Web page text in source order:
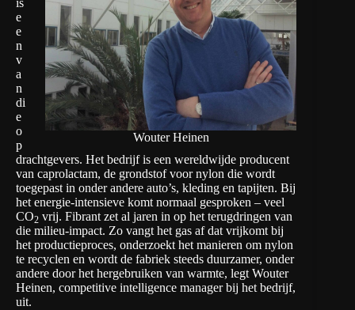
Wouter Heinen
is
e
e
n
v
a
n
di
e
o
p
drachtgevers. Het bedrijf is een wereldwijde producent
van caprolactam, de grondstof voor nylon die wordt
toegepast in onder andere auto’s, kleding en tapijten. Bij
het energie-intensieve komt normaal gesproken – veel
CO2 vrij. Fibrant zet al jaren in op het terugdringen van
die milieu-impact. Zo vangt het gas af dat vrijkomt bij
het productieproces, onderzoekt het manieren om nylon
te recyclen en wordt de fabriek steeds duurzamer, onder
andere door het hergebruiken van warmte, legt Wouter
Heinen, competitive intelligence manager bij het bedrijf,
uit.